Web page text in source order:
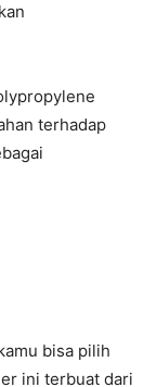
terhadap
bisa pilih
ini terbuat dari